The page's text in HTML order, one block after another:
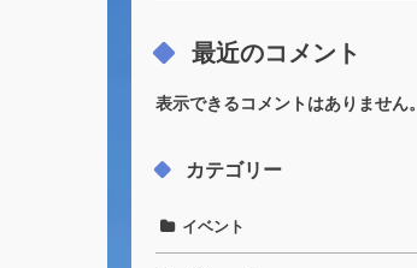
最近のコメント
表示できるコメントはありません。
カテゴリー
イベント